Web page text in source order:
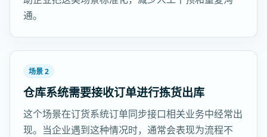
通。
场景 2
仓库系统需要接收订单进行拣货出库
这个场景在订货系统订单同步接口相关业务中经常出
现。当企业遇到这种情况时，通常会表现为流程不